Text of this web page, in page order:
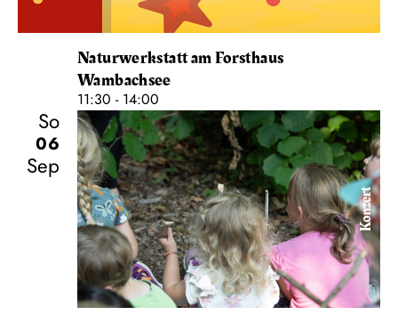
Naturwerkstatt am Forsthaus
Wambachsee
11:30 - 14:00
So
06
Sep
Konzert